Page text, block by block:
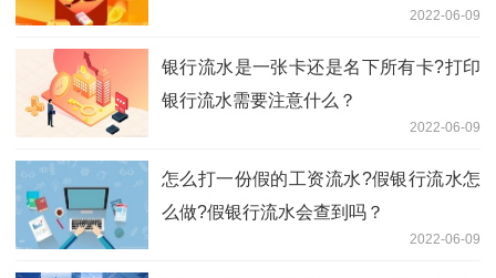
2022-06-09
银行流水是一张卡还是名下所有卡?打印
银行流水需要注意什么？
2022-06-09
怎么打一份假的工资流水?假银行流水怎
么做?假银行流水会查到吗？
2022-06-09